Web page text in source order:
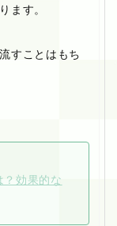
ます。
すことはもち
効果的な